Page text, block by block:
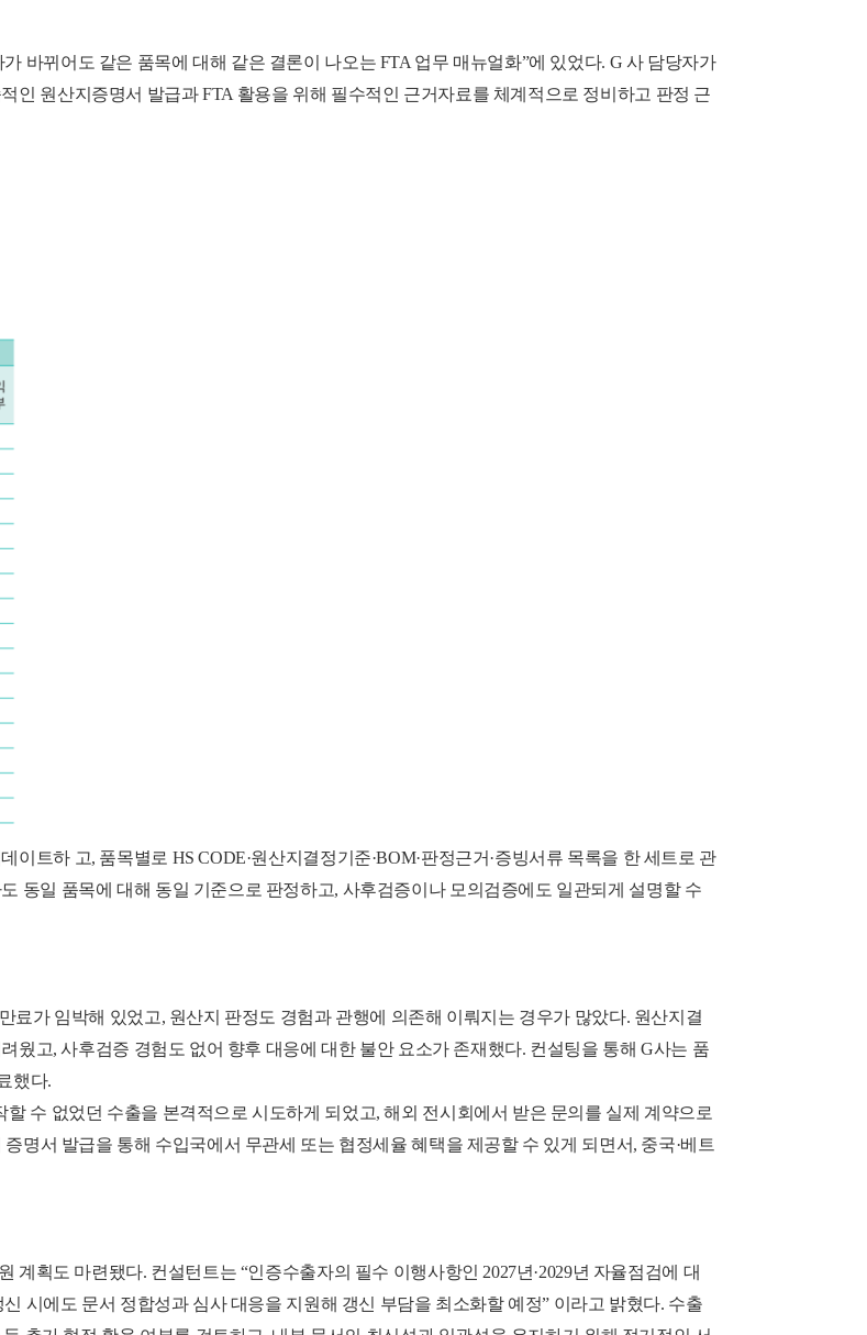
바뀌어도 같은 품목에 대해 같은 결론이 나오는 FTA 업무 매뉴얼화”에 있었다. G 사 담당자가
인 원산지증명서 발급과 FTA 활용을 위해 필수적인 근거자료를 체계적으로 정비하고 판정 근
트하 고, 품목별로 HS CODE·원산지결정기준·BOM·판정근거·증빙서류 목록을 한 세트로 관
동일 품목에 대해 동일 기준으로 판정하고, 사후검증이나 모의검증에도 일관되게 설명할 수
료가 임박해 있었고, 원산지 판정도 경험과 관행에 의존해 이뤄지는 경우가 많았다. 원산지결
웠고, 사후검증 경험도 없어 향후 대응에 대한 불안 요소가 존재했다. 컨설팅을 통해 G사는 품
했다.
수 없었던 수출을 본격적으로 시도하게 되었고, 해외 전시회에서 받은 문의를 실제 계약으로
명서 발급을 통해 수입국에서 무관세 또는 협정세율 혜택을 제공할 수 있게 되면서, 중국·베트
획도 마련됐다. 컨설턴트는 “인증수출자의 필수 이행사항인 2027년·2029년 자율점검에 대
시에도 문서 정합성과 심사 대응을 지원해 갱신 부담을 최소화할 예정” 이라고 밝혔다. 수출